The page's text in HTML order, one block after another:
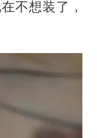
不想装了，